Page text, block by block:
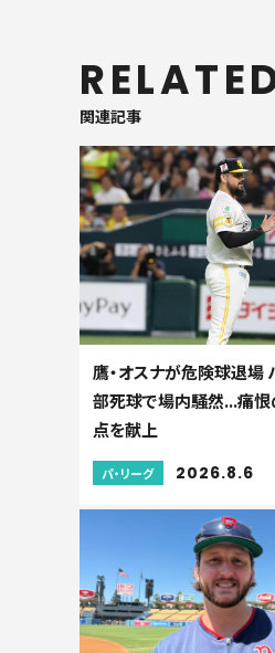
関連記事
鷹・オスナが危険球退場
部死球で場内騒然...痛恨
点を献上
パ・リーグ 2026.8.6